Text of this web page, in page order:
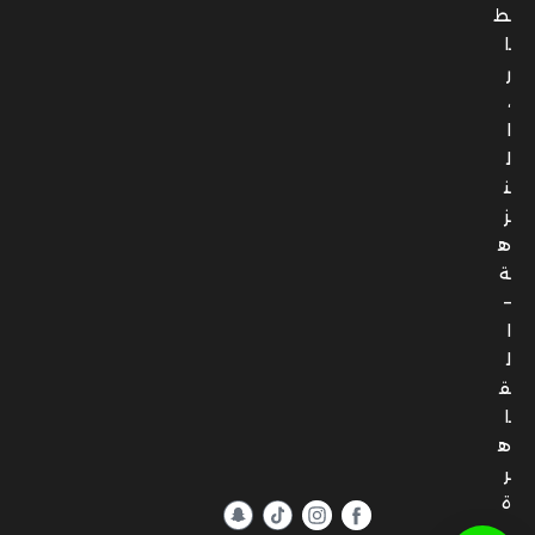
ط
ا
ر
،
ل
ن
ز
ه
ة
–
ل
ق
ا
ه
ر
ة